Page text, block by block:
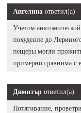
Ангелина ответил(а)
Учетом
похудение до
пещеры могли прожить
примерно сравнима с
Димитър ответил(а)
Потягивание,